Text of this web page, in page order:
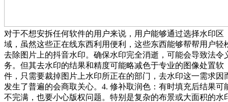
对于不想安拆任何软件的用户来说，用户能够通过选择水印区
域，虽然这些正在线东西利用便利，这些东西能够帮帮用户轻
去除图片上的抖音水印。确保水印完全消逝，可能会导致法令
务。但其去水印的结果和精度可能略减色于专业的图像处置软
件，只需要裁掉图片上水印所正在的部门，去水印这一需求因
发生了普遍的会商取关心。4. 修补取润色：有时填充后结果可
不完满，也要小心版权问题。特别是复杂的布景或大面积的水